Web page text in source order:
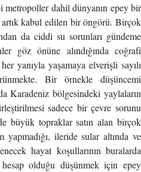
dahil dünyanın epey bir
artık kabul edilen bir öngörü. Birçok
da ciddi su sorunları gündeme
göz önüne alındığında coğrafi
yanıyla yaşamaya elverişli sayılı
Bir örnekle düşüncemi
Karadeniz bölgesindeki yaylaların
sadece bir çevre sorunu
büyük topraklar satın alan birçok
ileride sular altında ve
hayat koşullarının buralarda
olduğu düşünmek için epey